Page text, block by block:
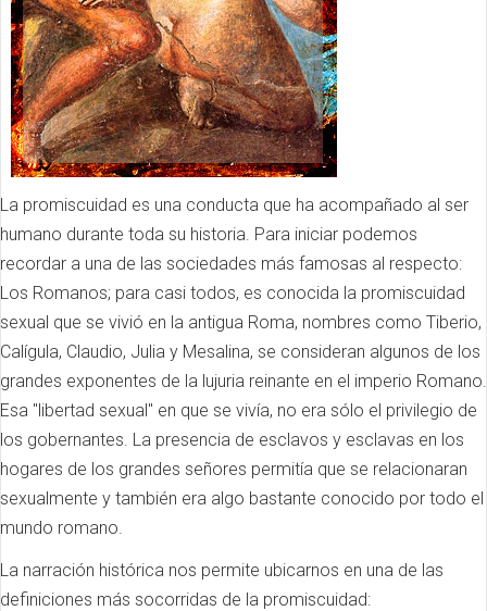
La promiscuidad es una conducta que ha acompañado al ser
humano durante toda su historia. Para iniciar podemos
recordar a una de las sociedades más famosas al respecto:
Los Romanos; para casi todos, es conocida la promiscuidad
sexual que se vivió en la antigua Roma, nombres como Tiberio,
Calígula, Claudio, Julia y Mesalina, se consideran algunos de los
grandes exponentes de la lujuria reinante en el imperio Romano.
Esa "libertad sexual" en que se vivía, no era sólo el privilegio de
los gobernantes. La presencia de esclavos y esclavas en los
hogares de los grandes señores permitía que se relacionaran
sexualmente y también era algo bastante conocido por todo el
mundo romano.
La narración histórica nos permite ubicarnos en una de las
definiciones más socorridas de la promiscuidad: